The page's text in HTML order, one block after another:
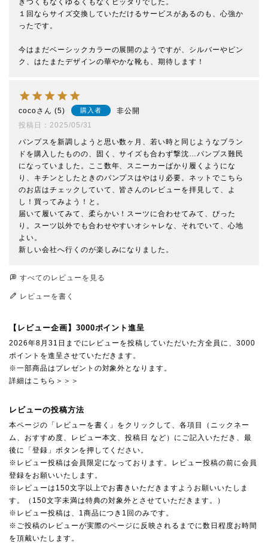
きつくもなくゆるくもなくピッタリでした。
１回ならサイズ交換していただけるサービスがあるのも、心強か
ったです。
今はまだベーシックカラーの展開のようですが、シルバーやピン
ク、はたまたデザインの華やかな靴も、期待します！
coco 5 購入者
非公開
投稿日
2025/05/31
パンプスを新調しようと思い数ヶ月、若い時と同じようなブラン
ドを購入したものの、固く、サイズも合わず撃沈…パンプス難民
になっていました。ここ数年、スニーカーばかり履くようにな
り、キチンとしたときのパンプスはやはり必要。ネットでこちら
のお店はチェックしていて、皆さんのレビューを拝見して、よ
し！買ってみよう！と。
届いて履いてみて、柔らかい！スーツに合わせてみて、ぴった
り。スーツ以外でも合わせやすいオシャレな、それでいて、心地
よい。
新しい会社へ行くのが楽しみになりました。
すべてのレビューを見る
レビューを書く
【レビュー企画】3000ポイント進呈
2026年8月31日までにレビューを投稿していただいた方全員に、3000
ポイントを進呈させていただきます。
※一部商品はプレゼントの対象外となります。
詳細はこちら＞＞＞
レビューの投稿方法
本ページの「レビューを書く」をクリックして、各項目（ニックネー
ム、おすすめ度、レビュー本文、投稿日 など）にご記入いただき、最
後に「登録」ボタンを押してください。
※レビュー投稿は会員限定になっております。レビュー投稿の前に会員
登録をお願いいたします。
※レビューは150文字以上でお書きいただきますようお願いいたしま
す。（150文字未満は特典の対象外とさせていただきます。）
※レビュー投稿は、1商品につき1回のみです。
※ご投稿のレビューが実際のページに反映されるまでに数日程度お時間
を頂戴いたします。